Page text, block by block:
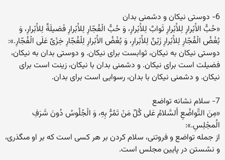
6- دوستى نیکان و دشمنى بدان
«حُبُّ الاَْبْرارِ لِلاَْبْرارِ ثَوابٌ لِلاَْبْرارِ، وَ حُبُّ الْفُجّارِ لِلاَْبْرارِ فَضیلَةٌ لِلاَْبْرارِ، وَ
بُغْضُ الْفُجّارِ لِلاَْبْرارِ زَیْنٌ لِلاَْبْرارِ، وَ بُغْضُ الاَْبْرارِ لِلْفُجّارِ خِزْىٌ عَلَى الْفُجّارِ.»:
دوستى نیکان به نیکان، ثوابست براى نیکان. و دوستى بدان به نیکان،
فضیلت است براى نیکان. و دشمنى بدان با نیکان، زینت است براى
نیکان. و دشمنى نیکان با بدان، رسوایى است براى بدان.
7- سلام نشانه تواضع
«مِنَ التَّواضُعِ أَلسَّلامُ عَلى کُلِّ مَنْ تَمُرُّ بِهِ، وَ الْجُلُوسُ دُونَ شَرَفِ
الَْمجْلِسِ.»:
از جمله تواضع و فروتنى، سلام کردن بر هر کسى است که بر او مىگذرى،
و نشستن در پایین مجلس است.